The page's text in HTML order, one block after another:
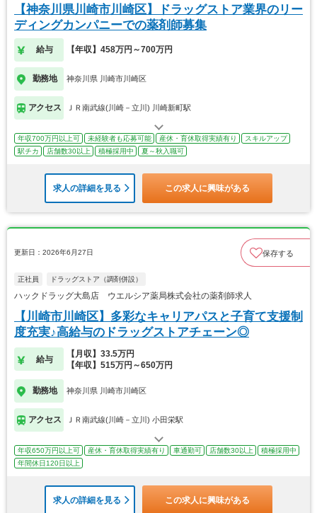
【神奈川県川崎市川崎区】ドラッグストア業界のリー
ディングカンパニーでの薬剤師募集
給与 【年収】458万円～700万円
勤務地 神奈川県 川崎市川崎区
アクセス ＪＲ南武線(川崎－立川) 川崎新町駅
年収700万円以上可 未経験者も応募可能 産休・育休取得実績有り
スキルアップ
駅チカ
店舗数30以上 積極採用中 夏～秋入職可
求人の詳細を見る この求人に興味がある
更新日：2026年6月27日 保存する
正社員 ドラッグストア（調剤併設）
ハックドラッグ大島店 ウエルシア薬局株式会社の薬剤師求人
【川崎市川崎区】多彩なキャリアパスと子育て支援制
度充実♪高給与のドラッグストアチェーン◎
給与
【月収】33.5万円
【年収】515万円～650万円
勤務地 神奈川県 川崎市川崎区
アクセス ＪＲ南武線(川崎－立川) 小田栄駅
年収650万円以上可 産休・育休取得実績有り 車通勤可 店舗数30以上
積極採用中
年間休日120日以上
求人の詳細を見る この求人に興味がある